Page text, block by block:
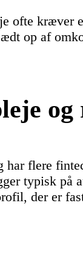
ofte kræver
op af
og
flere
typisk på
der er